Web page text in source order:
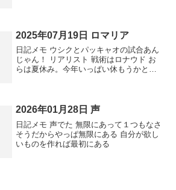
2025年07月19日 ロマリア
日記メモ ウシクとパッキャオの試合あん
じゃん！ リアリスト 戦術はロナウド お
らは夏休み。今年いっぱい休もうかと思
2026年01月28日 声
日記メモ 声でた 無限にあって１つもなさ
そうだからやっぱ無限にある 自分が欲し
いものを作れば最初にある